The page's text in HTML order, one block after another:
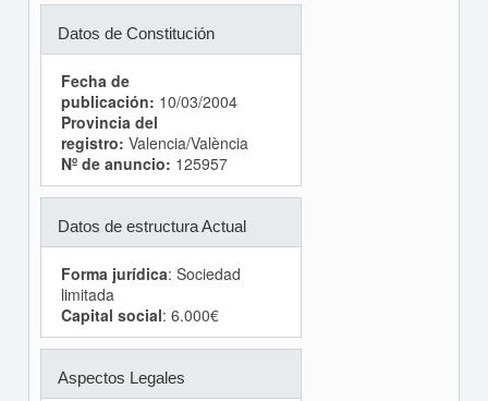
Datos de Constitución
Fecha de
publicación: 10/03/2004
Provincia del
registro: Valencia/València
Nº de anuncio: 125957
Datos de estructura Actual
Forma jurídica: Sociedad
limitada
Capital social: 6.000€
Aspectos Legales